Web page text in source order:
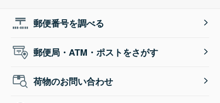
郵便番号を調べる
郵便局・ATM・ポストをさがす
荷物のお問い合わせ